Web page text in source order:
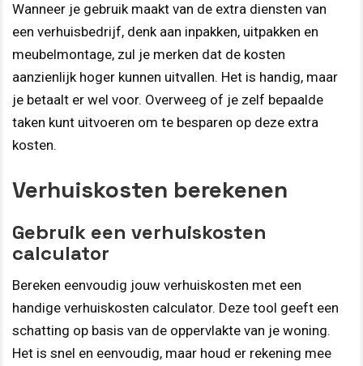
Wanneer je gebruik maakt van de extra diensten van
een verhuisbedrijf, denk aan inpakken, uitpakken en
meubelmontage, zul je merken dat de kosten
aanzienlijk hoger kunnen uitvallen. Het is handig, maar
je betaalt er wel voor. Overweeg of je zelf bepaalde
taken kunt uitvoeren om te besparen op deze extra
kosten.
Verhuiskosten berekenen
Gebruik een verhuiskosten
calculator
Bereken eenvoudig jouw verhuiskosten met een
handige verhuiskosten calculator. Deze tool geeft een
schatting op basis van de oppervlakte van je woning.
Het is snel en eenvoudig, maar houd er rekening mee